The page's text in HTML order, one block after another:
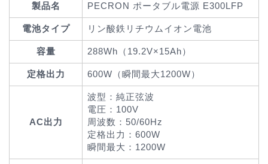
製品名 PECRON ポータブル電源 E300LFP
電池タイプ リン酸鉄リチウムイオン電池
容量 288Wh（19.2V×15Ah）
定格出力 600W（瞬間最大1200W）
AC出力
波型：純正弦波
電圧：100V
周波数：50/60Hz
定格出力：600W
瞬間最大：1200W